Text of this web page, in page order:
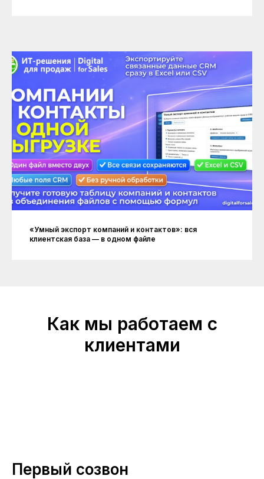
«Умный экспорт компаний и контактов»: вся
клиентская база — в одном файле
Как мы работаем с
клиентами
Первый созвон
Рейтинг на Yell.ru